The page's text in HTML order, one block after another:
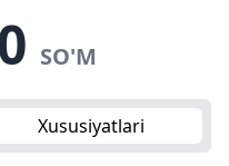
SO'M
Xususiyatlari